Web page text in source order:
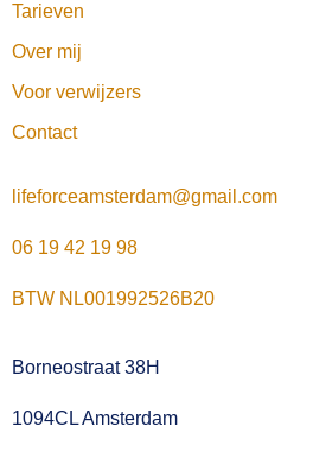
Tarieven
Over mij
Voor verwijzers
Contact
lifeforceamsterdam@gmail.com
06 19 42 19 98
BTW NL001992526B20
Borneostraat 38H
1094CL Amsterdam